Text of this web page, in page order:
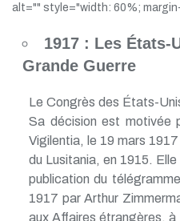
alt="" style="width: 60%;
1917 : Les États-
Grande Guerre
Le Congrès des États-
Sa décision est motivée
Vigilentia, le 19 mars
du Lusitania, en 1915.
publication du
1917 par Arthur
aux Affaires étrangères, à